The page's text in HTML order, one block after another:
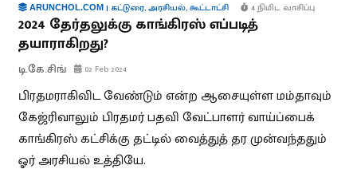
ARUNCHOL.COM | கட்டுரை,அரசியல்,கூட்டாட்சி 4 நிமிட வாசிப்பு
2024 தேர்தலுக்கு காங்கிரஸ் எப்படித்
தயாராகிறது?
டி.கே.சிங் 02 Feb 2024
பிரதமராகிவிட வேண்டும் என்ற ஆசையுள்ள மம்தாவும்
கேஜ்ரிவாலும் பிரதமர் பதவி வேட்பாளர் வாய்ப்பைக்
காங்கிரஸ் கட்சிக்கு தட்டில் வைத்துத் தர முன்வந்ததும்
ஓர் அரசியல் உத்தியே.